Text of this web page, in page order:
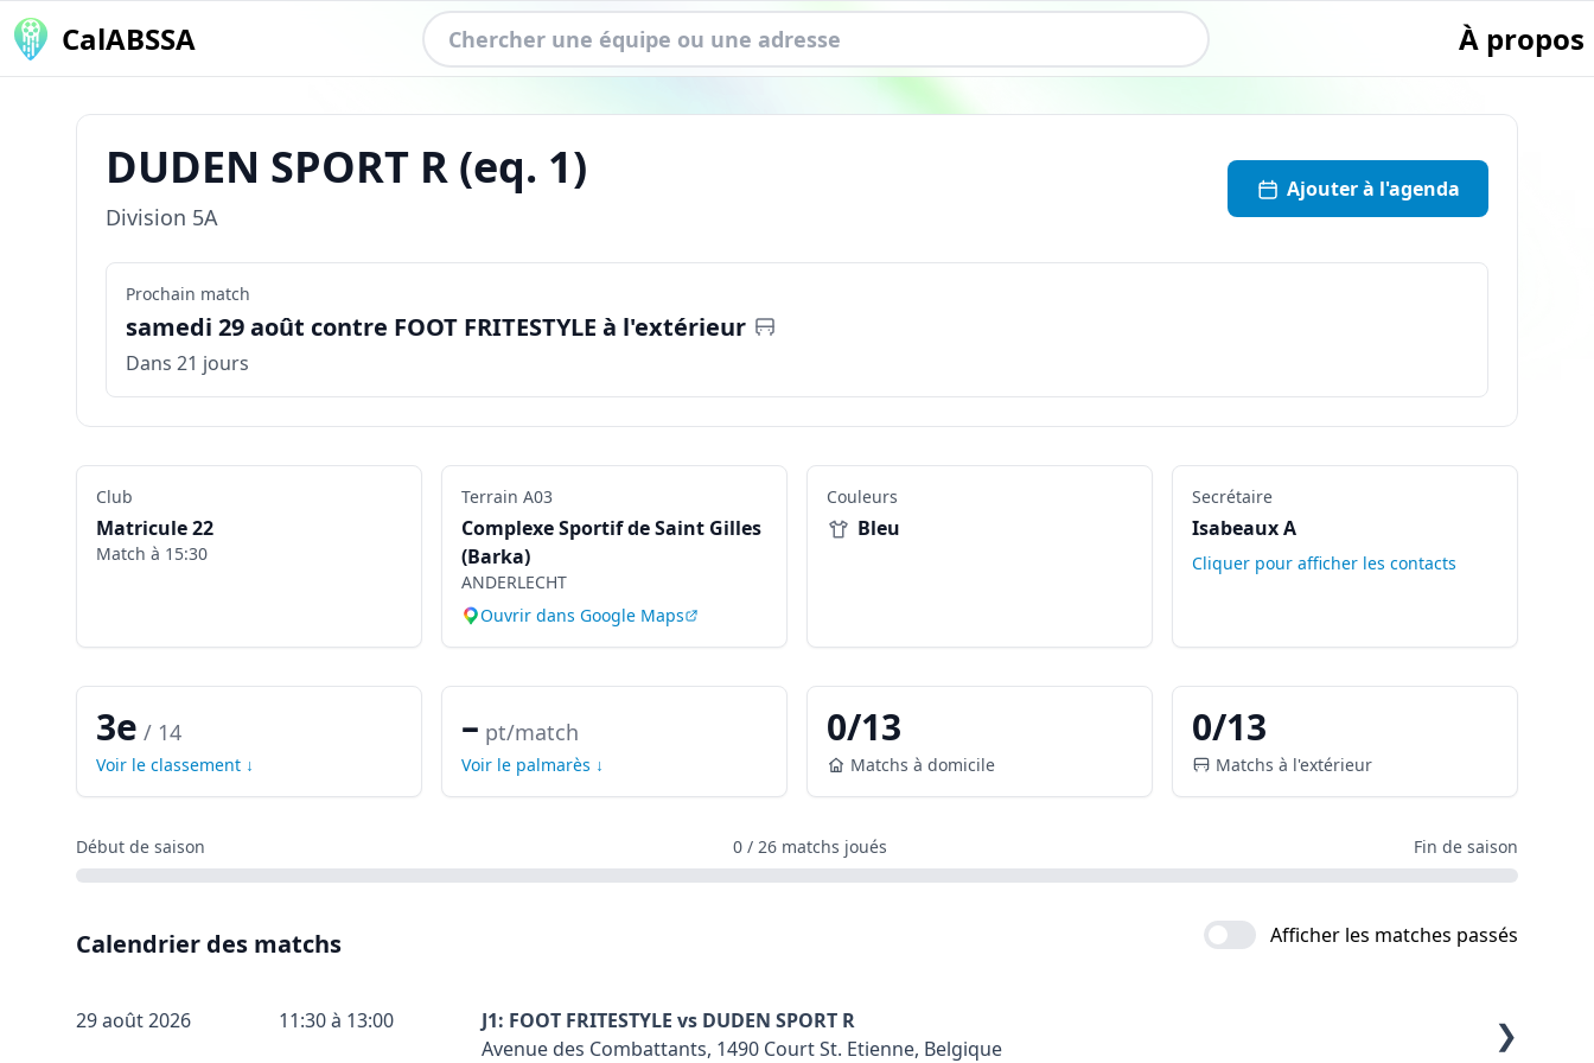
CalABSSA À propos
DUDEN SPORT R (eq. 1)
Division 5A
Ajouter à l'agenda
Prochain match
samedi 29 août contre FOOT FRITESTYLE à l'extérieur
Dans 21 jours
Club
Matricule22
Match à 15:30
Terrain A03
Complexe Sportif de Saint Gilles
(Barka)
ANDERLECHT
Ouvrir dans Google Maps
Couleurs
Bleu
Secrétaire
Isabeaux A
Cliquer pour afficher les contacts
3e / 14
Voir le classement ↓
– pt/match
Voir le palmarès ↓
0/13
Matchs à domicile
0/13
Matchs à l'extérieur
Début de saison 0/ 26matchs joués Fin de saison
Calendrier des matchs Afficher les matches passés
29 août 2026 11:30 à 13:00
J1: FOOT FRITESTYLE vs DUDEN SPORT R
Avenue des Combattants, 1490 Court St. Etienne, Belgique
❯